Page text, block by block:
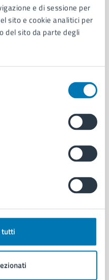
e di sessione per
sito e cookie analitici per
del sito da parte degli
tutti